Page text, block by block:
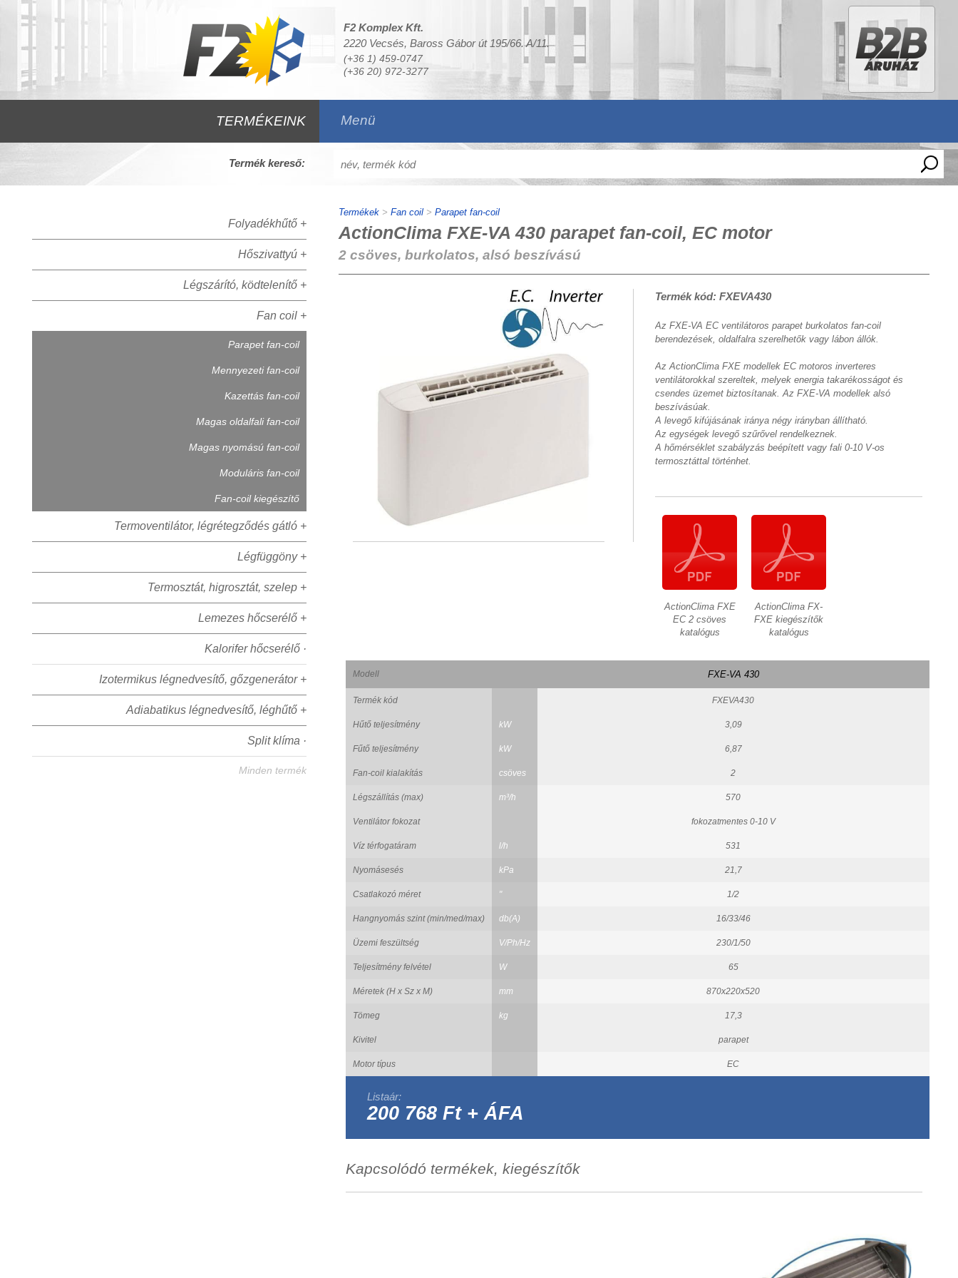
F2 Komplex Kft.
2220 Vecsés, Baross Gábor út 195/66. A/11.
(+36 1) 459-0747
(+36 20) 972-3277
TERMÉKEINK Menü
Termék kereső:
Folyadékhűtő +
Hőszivattyú +
Légszárító, ködtelenítő +
Fan coil +
Parapet fan-coil
Mennyezeti fan-coil
Kazettás fan-coil
Magas oldalfali fan-coil
Magas nyomású fan-coil
Moduláris fan-coil
Fan-coil kiegészítő
Termoventilátor, légrétegződés gátló +
Légfüggöny +
Termosztát, higrosztát, szelep +
Lemezes hőcserélő +
Kalorifer hőcserélő ·
Izotermikus légnedvesítő, gőzgenerátor +
Adiabatikus légnedvesítő, léghűtő +
Split klíma ·
Minden termék
Termékek> Fan coil> Parapet fan-coil
ActionClima FXE-VA 430 parapet fan-coil, EC motor
2 csöves, burkolatos, alsó beszívású
Termék kód: FXEVA430
Az FXE-VA EC ventilátoros parapet burkolatos fan-coil
berendezések, oldalfalra szerelhetők vagy lábon állók.
Az ActionClima FXE modellek EC motoros inverteres
ventilátorokkal szereltek, melyek energia takarékosságot és
csendes üzemet biztosítanak. Az FXE-VA modellek alsó
beszívásúak.
A levegő kifújásának iránya négy irányban állítható.
Az egységek levegő szűrővel rendelkeznek.
A hőmérséklet szabályzás beépített vagy fali 0-10 V-os
termosztáttal történhet.
ActionClima FXE
EC 2 csöves
katalógus
ActionClima FX-
FXE kiegészítők
katalógus
Modell FXE-VA 430
Termék kód FXEVA430
Hűtő teljesítmény kW 3,09
Fűtő teljesítmény kW 6,87
Fan-coil kialakítás csöves 2
Légszállítás (max) m³/h 570
Ventilátor fokozat fokozatmentes 0-10 V
Víz térfogatáram l/h 531
Nyomásesés kPa 21,7
Csatlakozó méret " 1/2
Hangnyomás szint (min/med/max) db(A) 16/33/46
Üzemi feszültség V/Ph/Hz 230/1/50
Teljesítmény felvétel W 65
Méretek (H x Sz x M) mm 870x220x520
Tömeg kg 17,3
Kivitel parapet
Motor típus EC
Listaár:
200 768 Ft + ÁFA
Kapcsolódó termékek, kiegészítők